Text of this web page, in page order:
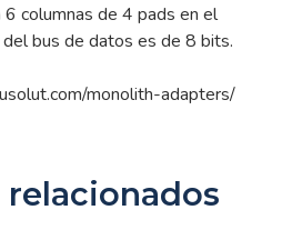
6 columnas de 4 pads en el
bus de datos es de 8 bits.
monolith-adapters/